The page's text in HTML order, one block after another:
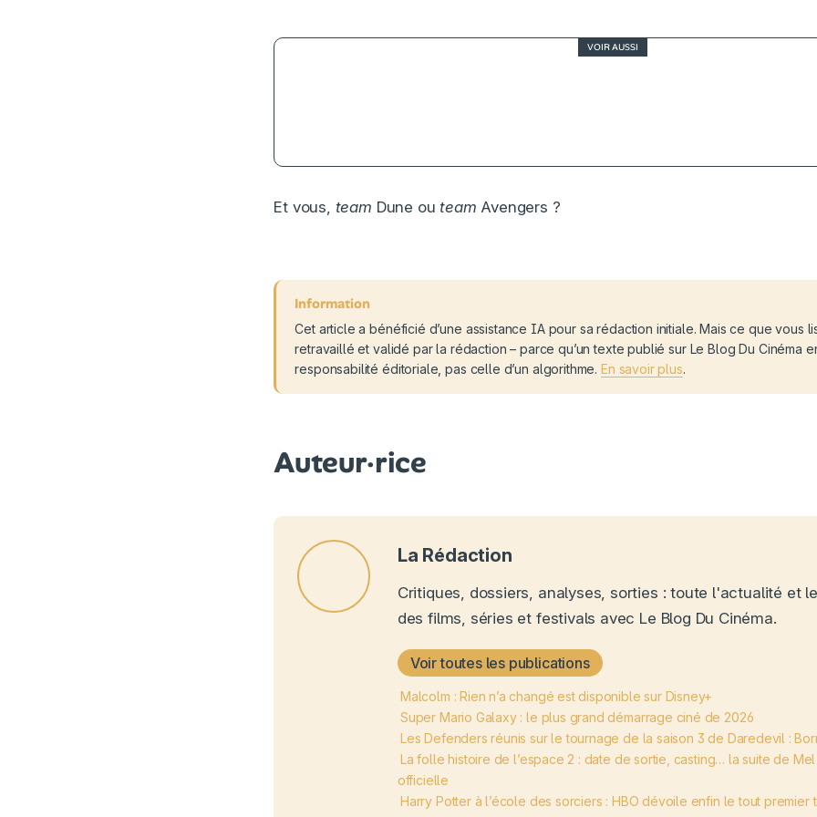
VOIR AUSSI
Et vous, team Dune outeam Avengers ?
Cet article a bénéficié d’une assistance IA pour sa rédaction initiale. Mais ce que vous
retravaillé et validé par la rédaction – parce qu’un texte publié sur Le Blog Du Cinéma
responsabilité éditoriale, pas celle d’un algorithme.En savoir plus.
Auteur·rice
La Rédaction
Critiques, dossiers, analyses, sorties : toute l'actualité et
des films, séries et festivals avec Le Blog Du Cinéma.
Voir toutes les publications
Malcolm : Rien n’a changé est disponible sur Disney+
Super Mario Galaxy : le plus grand démarrage ciné de 2026
Les Defenders réunis sur le tournage de la saison 3 de Daredevil :
La folle histoire de l’espace 2 : date de sortie, casting… la suite de
officielle
Harry Potter à l’école des sorciers : HBO dévoile enfin le tout premier